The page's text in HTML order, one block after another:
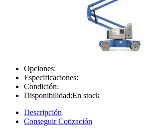
Opciones:
Especificaciones:
Condición:
Disponibilidad:En stock
Descripción
Conseguir Cotización